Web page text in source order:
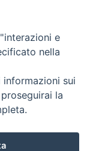
e
nella
sui
la